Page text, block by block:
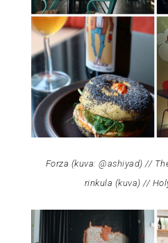
Forza (kuva: @ashiyad) //
rinkula (kuva) //